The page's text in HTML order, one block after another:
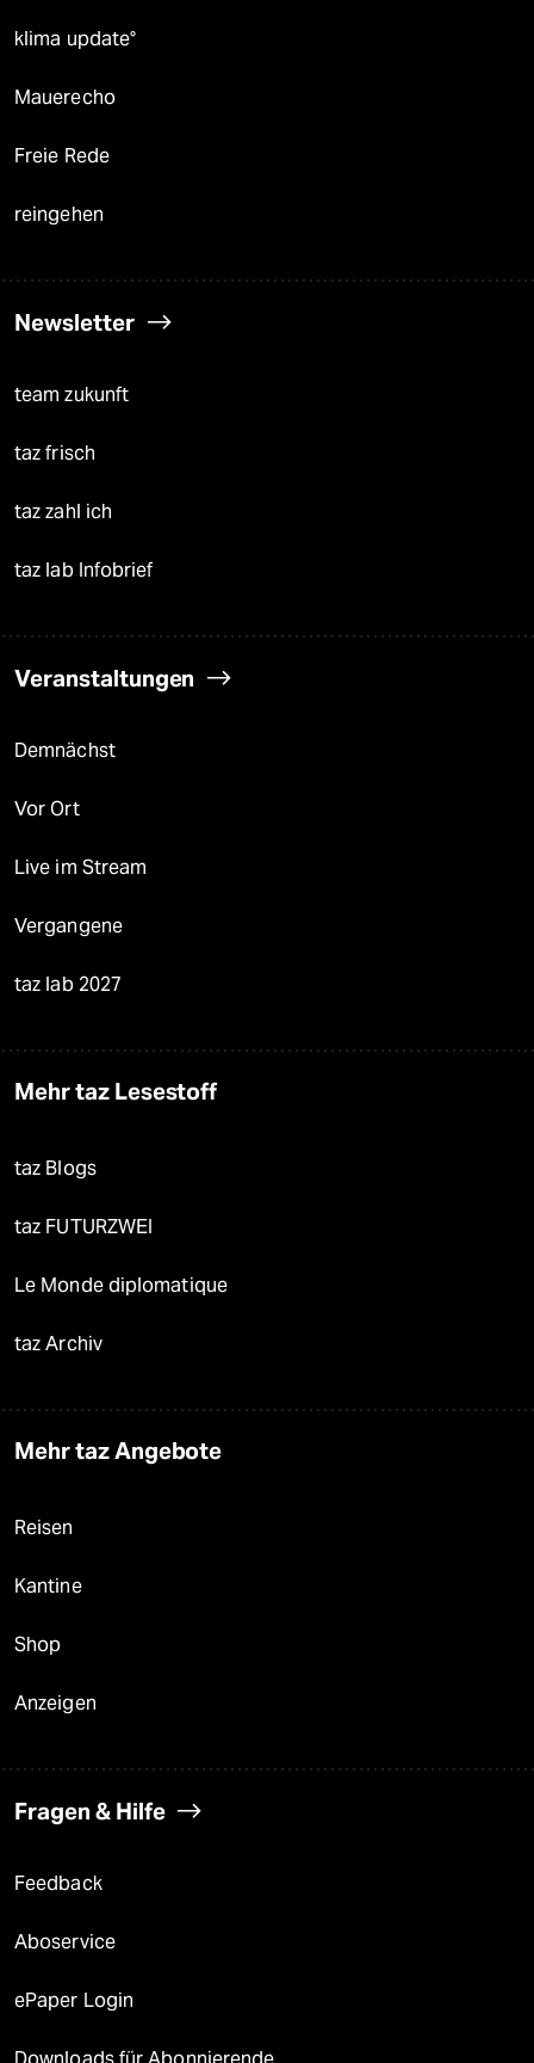
klima update°
Mauerecho
Freie Rede
reingehen
Newsletter
team zukunft
taz frisch
taz zahl ich
taz lab Infobrief
Veranstaltungen
Demnächst
Vor Ort
Live im Stream
Vergangene
taz lab 2027
Mehr taz Lesestoff
taz Blogs
taz FUTURZWEI
Le Monde diplomatique
taz Archiv
Mehr taz Angebote
Reisen
Kantine
Shop
Anzeigen
Fragen & Hilfe
Feedback
Aboservice
ePaper Login